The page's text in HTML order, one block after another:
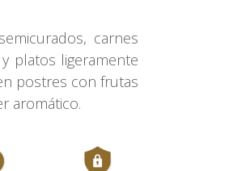
carnes
platos ligeramente
postres con frutas
aromático.